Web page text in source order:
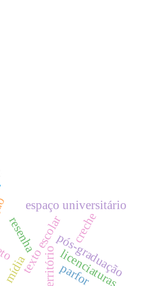
resenha
território
texto escolar
espaço universitário
pós-graduação
mídia licenciaturas
parfor
creche